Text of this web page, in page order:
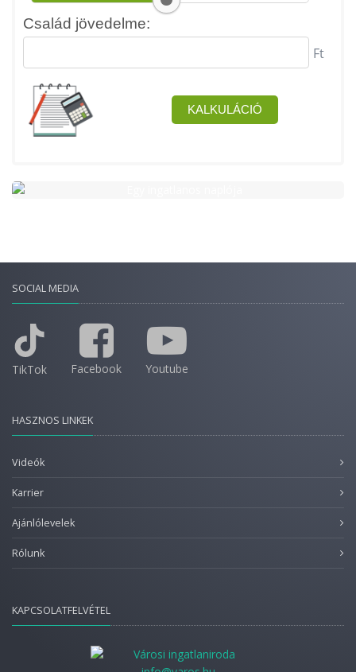
SOCIAL MEDIA
TikTok Facebook Youtube
HASZNOS LINKEK
Videók
Karrier
Ajánlólevelek
Rólunk
KAPCSOLATFELVÉTEL